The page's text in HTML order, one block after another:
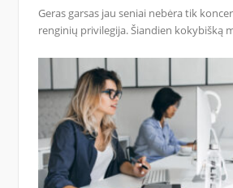
Geras garsas jau seniai nebėra tik
renginių privilegija. Šiandien kokybišką